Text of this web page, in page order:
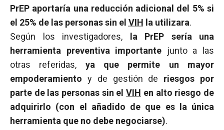
PrEP aportaría una reducción adicional del 5% si
el 25% de las personas sin el VIH la utilizara.
Según los investigadores,
la PrEP sería una
herramienta preventiva importante junto a las
otras referidas, ya que permite un mayor
empoderamiento y de gestión de riesgos por
parte de las personas sin elVIH en alto riesgo de
adquirirlo (con el añadido de que es la única
herramienta que no debe negociarse).